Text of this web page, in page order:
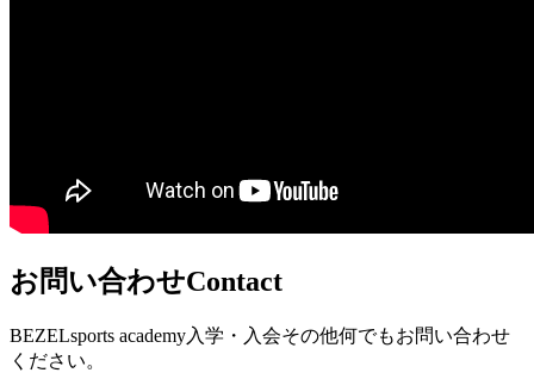
お問い合わせContact
BEZELsports academy入学・入会その他何でもお問い合わせ
ください。